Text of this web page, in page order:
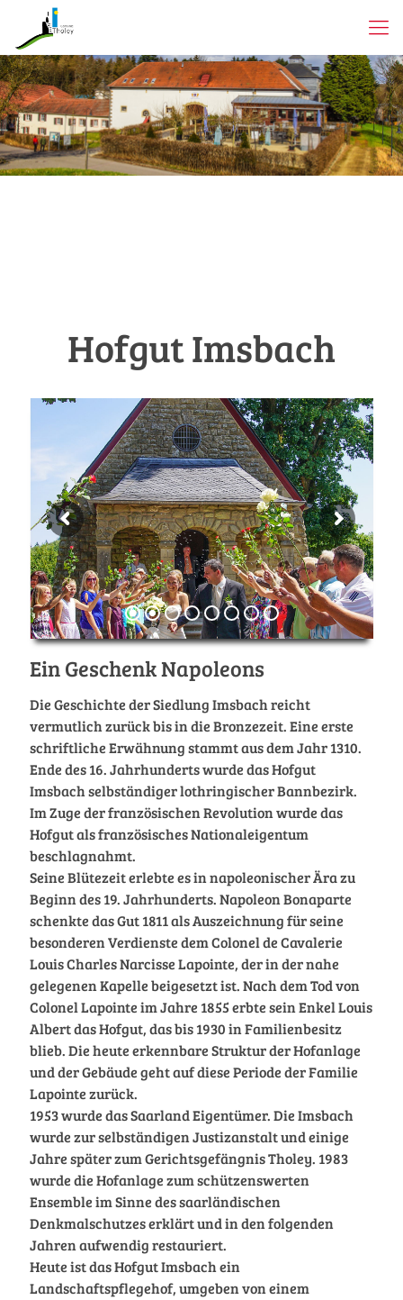
Hofgut Imsbach
Ein Geschenk Napoleons
Die Geschichte der Siedlung Imsbach reicht
vermutlich zurück bis in die Bronzezeit. Eine erste
schriftliche Erwähnung stammt aus dem Jahr 1310.
Ende des 16. Jahrhunderts wurde das Hofgut
Imsbach selbständiger lothringischer Bannbezirk.
Im Zuge der französischen Revolution wurde das
Hofgut als französisches Nationaleigentum
beschlagnahmt.
Seine Blütezeit erlebte es in napoleonischer Ära zu
Beginn des 19. Jahrhunderts. Napoleon Bonaparte
schenkte das Gut 1811 als Auszeichnung für seine
besonderen Verdienste dem Colonel de Cavalerie
Louis Charles Narcisse Lapointe, der in der nahe
gelegenen Kapelle beigesetzt ist. Nach dem Tod von
Colonel Lapointe im Jahre 1855 erbte sein Enkel Louis
Albert das Hofgut, das bis 1930 in Familienbesitz
blieb. Die heute erkennbare Struktur der Hofanlage
und der Gebäude geht auf diese Periode der Familie
Lapointe zurück.
1953 wurde das Saarland Eigentümer. Die Imsbach
wurde zur selbständigen Justizanstalt und einige
Jahre später zum Gerichtsgefängnis Tholey. 1983
wurde die Hofanlage zum schützenswerten
Ensemble im Sinne des saarländischen
Denkmalschutzes erklärt und in den folgenden
Jahren aufwendig restauriert.
Heute ist das Hofgut Imsbach ein
Landschaftspflegehof, umgeben von einem